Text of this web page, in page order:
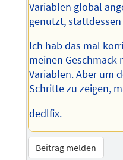
Variablen global
genutzt,
Ich hab das mal
meinen Geschmack
Variablen. Aber um
Schritte zu zeigen,
dedlfix.
Beitrag melden